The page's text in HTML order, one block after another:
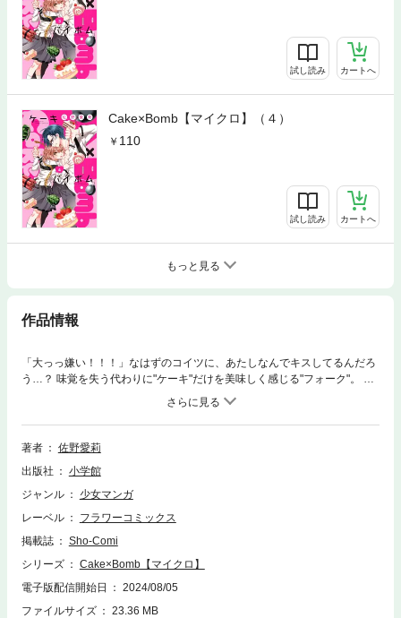
試し読み カートへ
Cake×Bomb【マイクロ】（４）
110
試し読み カートへ
もっと見る
作品情報
「大っっ嫌い！！！」なはずのコイツに、あたしなんでキスしてるんだろ
う…？ 味覚を失う代わりに"ケーキ"だけを美味しく感じる"フォーク"。 そ
してそれに捕食される存在の"ケーキ"。 2種類の人間がごく少数存在する
世界で、学園を牛耳る"フォーク"でワガママな王子様・燈我に目をつけら
れてしまったビンボー人の白花。 燈我から"ケーキ"の疑惑をかけられ人気
の無い場所に呼び出された白花は身の危険を感じるが、なぜか"フォー
取り」の佐野愛莉が描く少女漫画初ケーキバース！
著者
佐野愛莉
出版社
小学館
ジャンル
少女マンガ
レーベル
フラワーコミックス
掲載誌
Sho-Comi
シリーズ
Cake×Bomb【マイクロ】
電子版配信開始日
2024/08/05
ファイルサイズ
23.36 MB